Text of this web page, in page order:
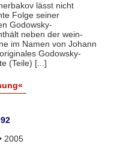
lässt nicht
Folge seiner
Godowsky-
neben der wein-
im Namen von Johann
Godowsky-
(Teile) [...]
2005